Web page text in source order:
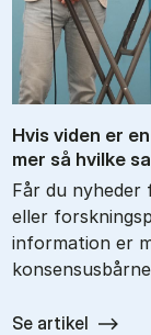
Hvis vi­den er
mer så hvil­ke
Får du nyheder
eller
information er
Se artikel